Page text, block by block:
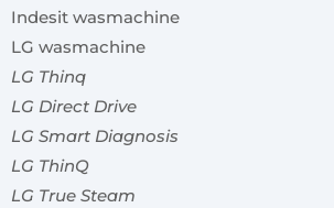
Indesit wasmachine
LG wasmachine
LG Thinq
LG Direct Drive
LG Smart Diagnosis
LG ThinQ
LG True Steam